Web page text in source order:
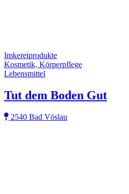
Imkereiprodukte
Kosmetik, Körperpflege
Lebensmittel
Tut dem Boden Gut
2540 Bad Vöslau